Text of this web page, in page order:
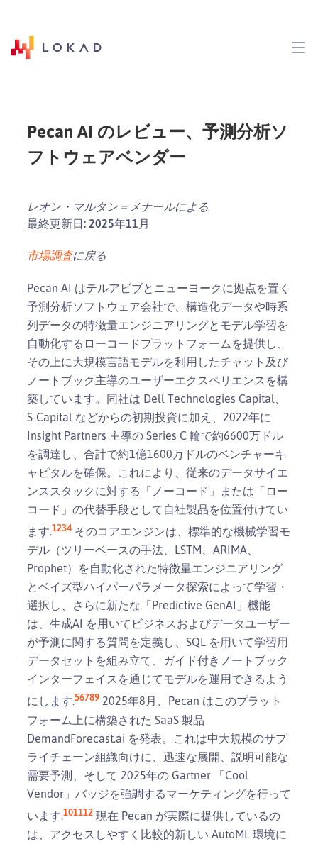
Pecan AI のレビュー、予測分析ソ
フトウェアベンダー
レオン・マルタン＝メナールによる
最終更新日: 2025年11月
市場調査に戻る
Pecan AI はテルアビブとニューヨークに拠点を置く
予測分析ソフトウェア会社で、構造化データや時系
列データの特徴量エンジニアリングとモデル学習を
自動化するローコードプラットフォームを提供し、
その上に大規模言語モデルを利用したチャット及び
ノートブック主導のユーザーエクスペリエンスを構
築しています。同社は Dell Technologies Capital、
S-Capital などからの初期投資に加え、2022年に
Insight Partners 主導の Series C 輪で約6600万ドル
を調達し、合計で約1億1600万ドルのベンチャーキ
ャピタルを確保。これにより、従来のデータサイエ
ンススタックに対する「ノーコード」または「ロー
コード」の代替手段として自社製品を位置付けてい
ます.1234 そのコアエンジンは、標準的な機械学習モ
デル（ツリーベースの手法、LSTM、ARIMA、
Prophet）を自動化された特徴量エンジニアリング
とベイズ型ハイパーパラメータ探索によって学習・
選択し、さらに新たな「Predictive GenAI」機能
は、生成AI を用いてビジネスおよびデータユーザー
が予測に関する質問を定義し、SQL を用いて学習用
データセットを組み立て、ガイド付きノートブック
インターフェイスを通じてモデルを運用できるよう
にします.56789 2025年8月、Pecan はこのプラット
フォーム上に構築された SaaS 製品
DemandForecast.ai を発表。これは中大規模のサプ
ライチェーン組織向けに、迅速な展開、説明可能な
需要予測、そして 2025年の Gartner 「Cool
Vendor」バッジを強調するマーケティングを行って
います.101112 現在 Pecan が実際に提供しているの
は、アクセスしやすく比較的新しい AutoML 環境に